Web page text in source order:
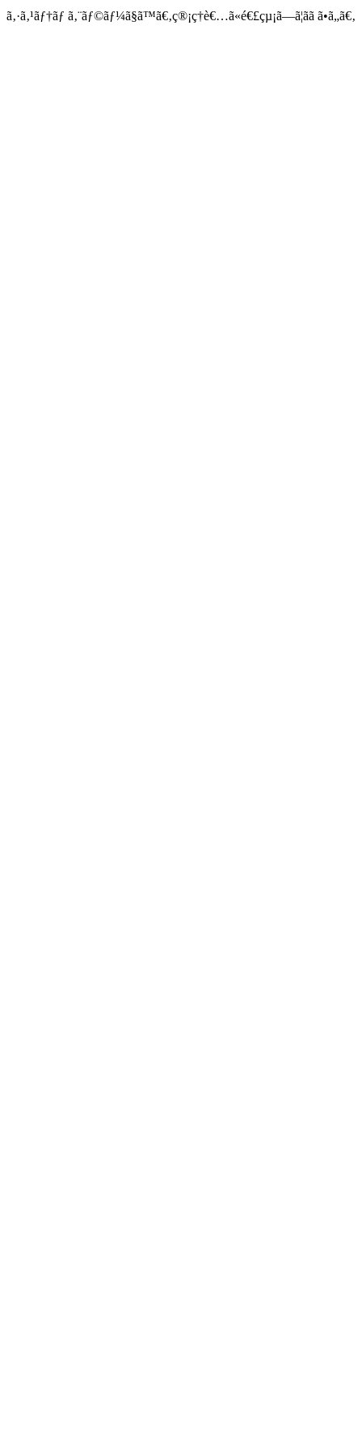
ã‚·ã‚¹ãƒ†ãƒ ã‚¨ãƒ©ãƒ¼ã§ã™ã€‚ç®¡ç†è€…ã«é€£çµ¡ã—ã¦ãã ã•ã„ã€‚